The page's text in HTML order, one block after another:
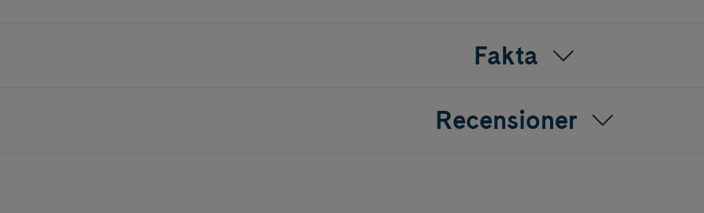
Fakta
Recensioner